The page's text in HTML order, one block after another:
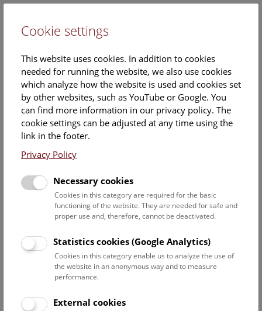
06. March 2018
Documents
Download all images
„BAOBAB. Der Zauberbaum. Fotografien
von Pascal Maître.“
© Pascal Maitre
Ausstellungsansicht
von Pascal Maître.“
Cookie settings
This website uses cookies. In addition to cookies
needed for running the website, we also use cookies
which analyze how the website is used and cookies set
by other websites, such as YouTube or Google. You
can find more information in our privacy policy. The
cookie settings can be adjusted at any time using the
link in the footer.
Privacy Policy
Necessary cookies
Cookies in this category are required for the basic
functioning of the website. They are needed for safe and
proper use and, therefore, cannot be deactivated.
Statistics cookies (Google Analytics)
Cookies in this category enable us to analyze the use of
the website in an anonymous way and to measure
performance.
External cookies